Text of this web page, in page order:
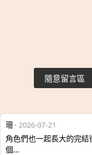
隨意留言區
珊· 2026-07-21
角色們也一起長大的完
個…